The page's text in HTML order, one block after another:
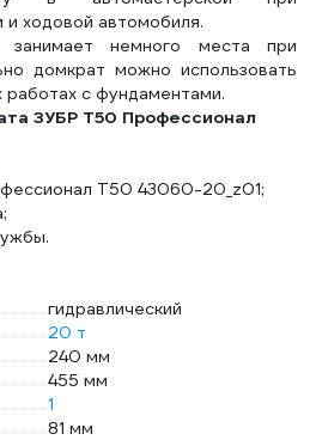
и ходовой автомобиля.
немного места при
домкрат можно использовать
работах с фундаментами.
ЗУБР T50 Профессионал
T50 43060-20_z01;
гидравлический
20 т
240 мм
455 мм
1
81 мм